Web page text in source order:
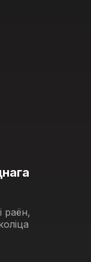
раён,